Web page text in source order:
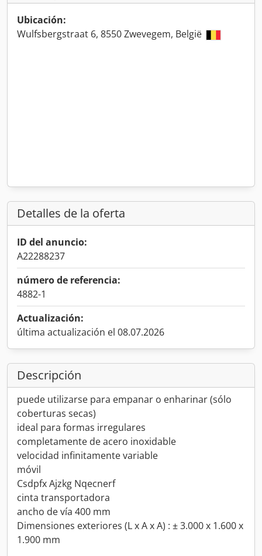
Ubicación:
Wulfsbergstraat 6, 8550 Zwevegem, België
Detalles de la oferta
ID del anuncio:
A22288237
número de referencia:
4882-1
Actualización:
última actualización el 08.07.2026
Descripción
puede utilizarse para empanar o enharinar (sólo
coberturas secas)
ideal para formas irregulares
completamente de acero inoxidable
velocidad infinitamente variable
móvil
Csdpfx Ajzkg Nqecnerf
cinta transportadora
ancho de vía 400 mm
Dimensiones exteriores (L x A x A) : ± 3.000 x 1.600 x
1.900 mm